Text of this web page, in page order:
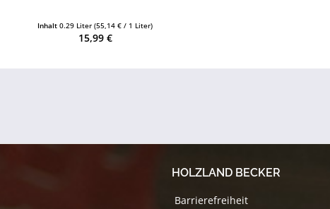
Inhalt0.29 Liter(55,14 € / 1 Liter)
15,99 €
HOLZLAND BECKER
Barrierefreiheit